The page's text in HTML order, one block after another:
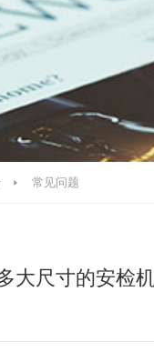
常见问题
大尺寸的安检